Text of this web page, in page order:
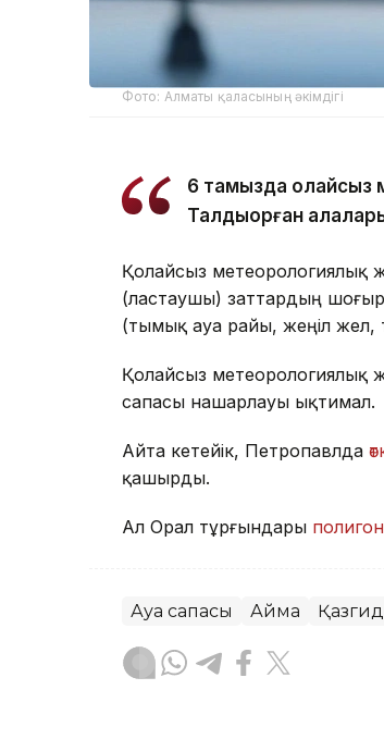
Фото: Алматы қаласының әкімдігі
6 тамызда қолайсыз
Талдықорған
Қолайсыз метеорологиялық
(ластаушы) заттардың
(тымық ауа райы, жеңіл
Қолайсыз метеорологиялық
сапасы нашарлауы ықтимал.
Айта кетейік, Петропавлда
қашырды.
Ал Орал тұрғындары полигон
Ауа сапасы Аймақ